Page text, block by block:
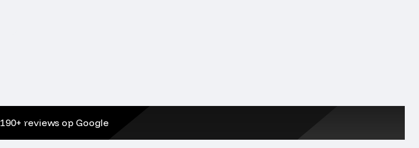
190+ reviews op Google